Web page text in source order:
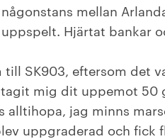
mellan
Hjärtat bankar
SK903, eftersom det
mig dit uppemot 50
alltihopa, jag minns
uppgraderad och fick